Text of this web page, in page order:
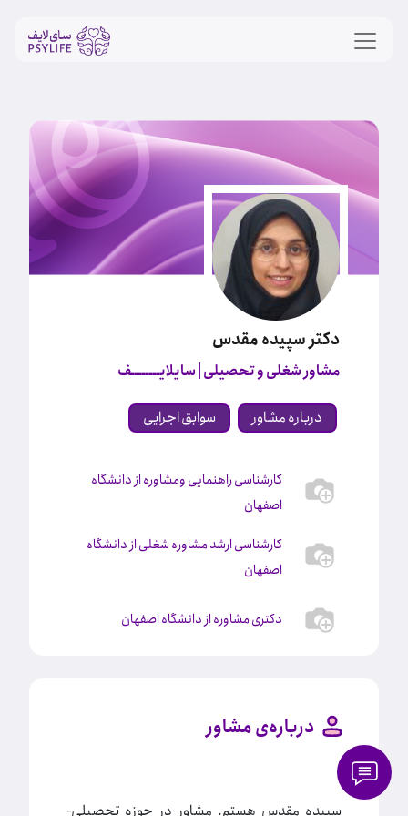
دکتر سپیده مقدس
مشاور شغلی و تحصیلی | سایلایــــــــف
درباره مشاور سوابق اجرایی
کارشناسی راهنمایی ومشاوره از دانشگاه
اصفهان
کارشناسی ارشد مشاوره شغلی از دانشگاه
اصفهان
دکتری مشاوره از دانشگاه اصفهان
درباره‌ی مشاور
سپیده مقدس هستم‌. مشاور در حوزه تحصیلی-